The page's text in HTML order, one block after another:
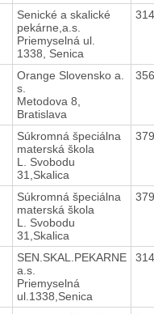
Senické a skalické
pekárne,a.s.
Priemyselná ul.
1338, Senica
Orange Slovensko a.
s.
Metodova 8,
Bratislava
Súkromná špeciálna
materská škola
L. Svobodu
31,Skalica
Súkromná špeciálna
materská škola
L. Svobodu
31,Skalica
SEN.SKAL.PEKARNE
a.s.
Priemyselná
ul.1338,Senica